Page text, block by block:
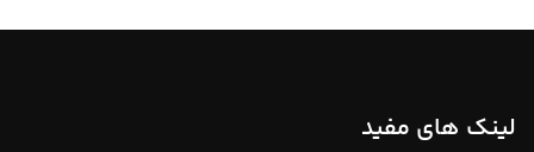
استفاده کنید.
لینک های مفید